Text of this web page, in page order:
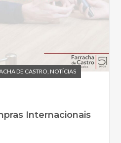
DE CASTRO, NOTÍCIAS
Internacionais